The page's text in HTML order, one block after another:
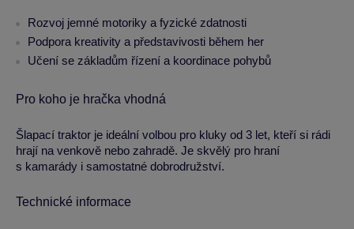
Rozvoj jemné motoriky a fyzické zdatnosti
Podpora kreativity a představivosti během her
Učení se základům řízení a koordinace pohybů
Pro koho je hračka vhodná
Šlapací traktor je ideální volbou pro kluky od 3 let, kteří si rádi
hrají na venkově nebo zahradě. Je skvělý pro hraní
s kamarády i samostatné dobrodružství.
Technické informace